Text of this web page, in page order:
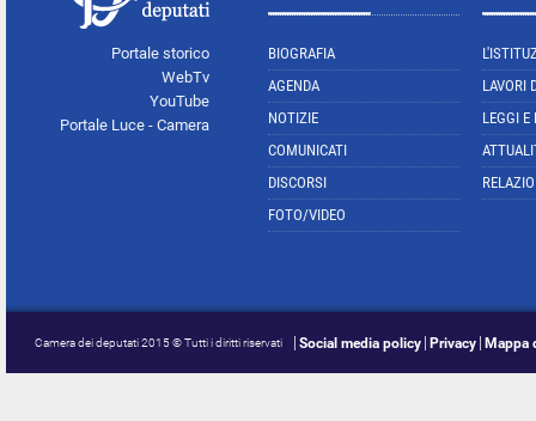
Portale storico
WebTv
YouTube
Portale Luce - Camera
BIOGRAFIA
AGENDA
NOTIZIE
COMUNICATI
DISCORSI
FOTO/VIDEO
LAVORI
LEGGI E
Camera dei deputati 2015 © Tutti i diritti riservati Social media policy Privacy Mappa